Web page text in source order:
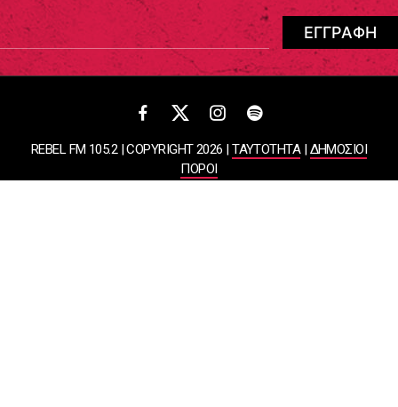
REBEL FM 105.2 | COPYRIGHT 2026 |ΤΑΥΤΟΤΗΤΑ|ΔΗΜΟΣΙΟΙ
ΠΟΡΟΙ